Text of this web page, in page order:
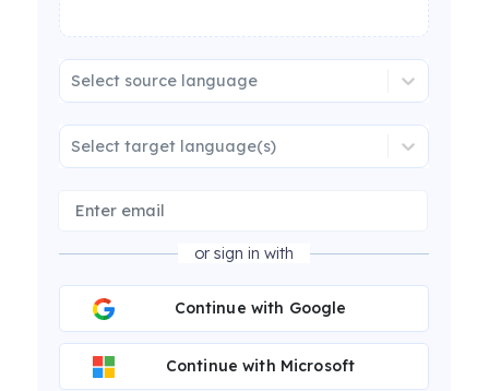
Select source language
Select target language(s)
or sign in with
Continue with Google
Continue with Microsoft